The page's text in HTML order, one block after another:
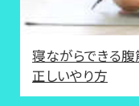
寝ながらできる腹
正しいやり方